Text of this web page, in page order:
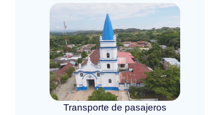
Transporte de pasajeros